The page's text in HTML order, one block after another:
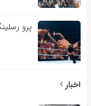
پرو
اخبار